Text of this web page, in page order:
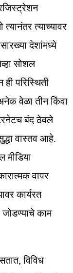
त्याच्यावर
देशांमध्ये
सोशल
परिस्थिती
वेळा तीन किंवा
बंद ठेवले
वास्तव आहे.
मीडिया
वापर
कार्यरत
काम
विविध